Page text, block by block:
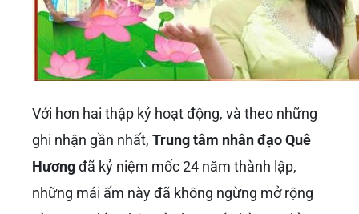
Với hơn hai thập kỷ hoạt động, và theo những
ghi nhận gần nhất, Trung tâm nhân đạo Quê
Hươngđã kỷ niệm mốc 24 năm thành lập,
những mái ấm này đã không ngừng mở rộng